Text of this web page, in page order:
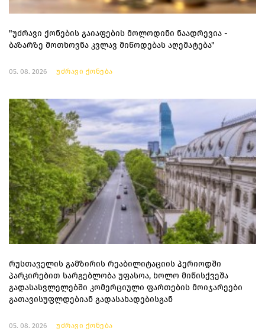
"უძრავი ქონების გაიაფების მოლოდინი ნაადრევია -
ბაზარზე მოთხოვნა კვლავ მიწოდებას აღემატება"
05. 08. 2026 უძრავი ქონება
რუსთაველის გამზირის რეაბილიტაციის პერიოდში
პარკირებით სარგებლობა უფასოა, ხოლო მიწისქვეშა
გადასასვლელებში კომერციული ფართების მოიჯარეები
გათავისუფლდებიან გადასახადებისგან
05. 08. 2026 უძრავი ქონება